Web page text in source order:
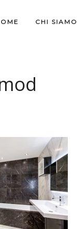
CHI SIAMO